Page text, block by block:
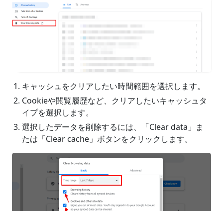
キャッシュをクリアしたい時間範囲を選択します。
Cookieや閲覧履歴など、クリアしたいキャッシュタ
イプを選択します。
選択したデータを削除するには、「Clear data」ま
たは「Clear cache」ボタンをクリックします。